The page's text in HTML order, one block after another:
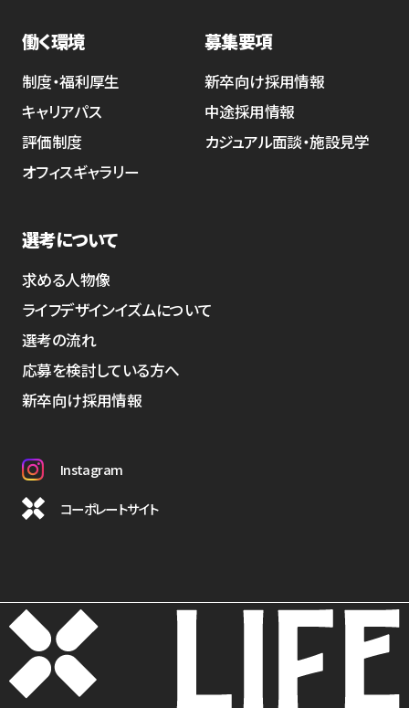
働く環境
制度・福利厚生
キャリアパス
評価制度
オフィスギャラリー
選考について
求める人物像
ライフデザインイズムについて
選考の流れ
応募を検討している方へ
新卒向け採用情報
募集要項
新卒向け採用情報
中途採用情報
カジュアル面談・施設見学
Instagram
コーポレートサイト